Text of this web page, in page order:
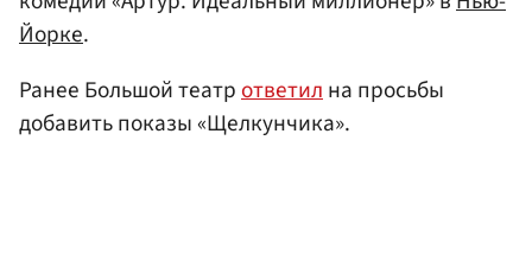
Йорке.
Ранее Большой театрответилна просьбы
добавить показы «Щелкунчика».